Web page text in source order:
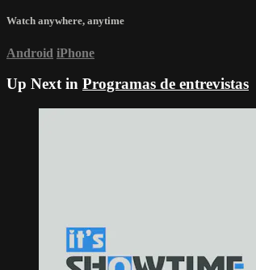
Watch anywhere, anytime
Android iPhone
Up Next in Programas de entrevistas